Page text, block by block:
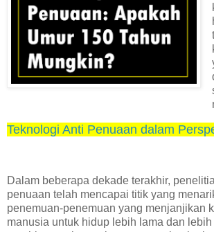
Teknologi Anti Penuaan dalam
Dalam beberapa dekade terakhir,
penuaan telah mencapai titik yang
penemuan-penemuan yang menjanjikan
manusia untuk hidup lebih lama dan